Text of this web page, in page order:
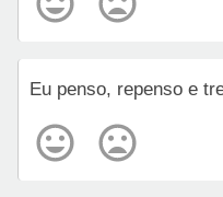
Eu penso, repenso e